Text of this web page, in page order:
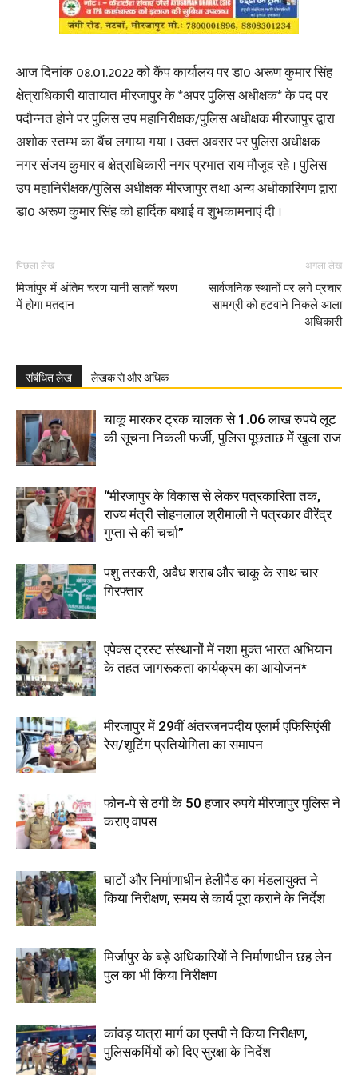
आज दिनांक 08.01.2022 को कैंप कार्यालय पर डा0 अरूण कुमार सिंह
क्षेत्राधिकारी यातायात मीरजापुर के *अपर पुलिस अधीक्षक* के पद पर
पदौन्नत होने पर पुलिस उप महानिरीक्षक/पुलिस अधीक्षक मीरजापुर द्वारा
अशोक स्तम्भ का बैंच लगाया गया । उक्त अवसर पर पुलिस अधीक्षक
नगर संजय कुमार व क्षेत्राधिकारी नगर प्रभात राय मौजूद रहे । पुलिस
उप महानिरीक्षक/पुलिस अधीक्षक मीरजापुर तथा अन्य अधीकारिगण द्वारा
डा0 अरूण कुमार सिंह को हार्दिक बधाई व शुभकामनाएं दी ।
पिछला लेख
मिर्जापुर में अंतिम चरण यानी सातवें चरण
में होगा मतदान
अगला लेख
सार्वजनिक स्थानों पर लगे प्रचार
सामग्री को हटवाने निकले आला
अधिकारी
संबंधित लेख लेखक से और अधिक
चाकू मारकर ट्रक चालक से 1.06 लाख रुपये लूट
की सूचना निकली फर्जी, पुलिस पूछताछ में खुला राज
“मीरजापुर के विकास से लेकर पत्रकारिता तक,
राज्य मंत्री सोहनलाल श्रीमाली ने पत्रकार वीरेंद्र
गुप्ता से की चर्चा”
पशु तस्करी, अवैध शराब और चाकू के साथ चार
गिरफ्तार
एपेक्स ट्रस्ट संस्थानों में नशा मुक्त भारत अभियान
के तहत जागरूकता कार्यक्रम का आयोजन*
मीरजापुर में 29वीं अंतरजनपदीय एलार्म एफिसिएंसी
रेस/शूटिंग प्रतियोगिता का समापन
फोन-पे से ठगी के 50 हजार रुपये मीरजापुर पुलिस ने
कराए वापस
घाटों और निर्माणाधीन हेलीपैड का मंडलायुक्त ने
किया निरीक्षण, समय से कार्य पूरा कराने के निर्देश
मिर्जापुर के बड़े अधिकारियों ने निर्माणाधीन छह लेन
पुल का भी किया निरीक्षण
कांवड़ यात्रा मार्ग का एसपी ने किया निरीक्षण,
पुलिसकर्मियों को दिए सुरक्षा के निर्देश